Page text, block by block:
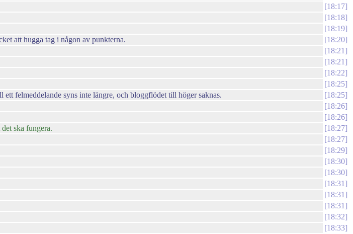
18:17
18:18
18:19
att hugga tag i någon av punkterna.
18:20
18:21
18:21
18:22
18:25
felmeddelande syns inte längre, och bloggflödet till höger saknas.
18:25
18:26
18:26
ska fungera.
18:27
18:27
18:29
18:30
18:30
18:31
18:31
18:31
18:32
18:33